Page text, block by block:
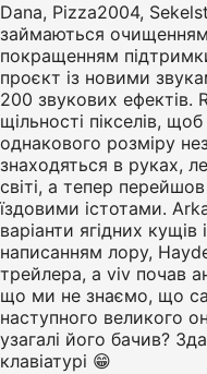
Dana, Pizza2004,
займаються
покращенням
проєкт із новими
200 звукових ефектів.
щільності пікселів,
однакового розміру
знаходяться в руках,
світі, а тепер
їздовими істотами.
варіанти ягідних
написанням лору,
трейлера, а viv почав
що ми не знаємо, що
наступного великого
узагалі його бачив?
клавіатурі 😁